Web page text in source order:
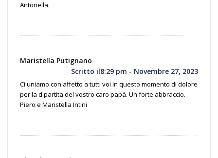
Antonella.
Maristella Putignano
Scritto il8:29 pm - Novembre 27, 2023
Ci uniamo con affetto a tutti voi in questo momento di dolore
per la dipartita del vostro caro papà. Un forte abbraccio.
Piero e Maristella Intini